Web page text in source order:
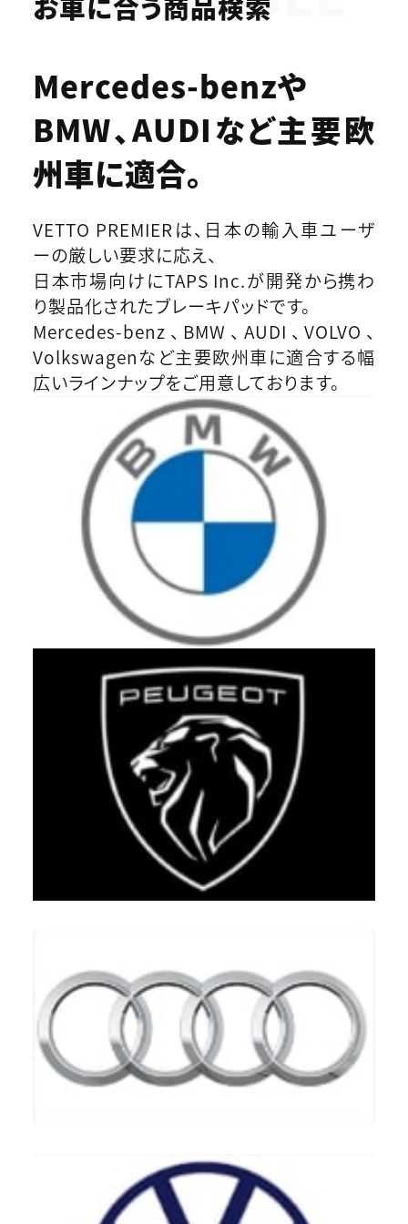
Mercedes-benzや
BMW、AUDIなど主要欧
州車に適合。
VETTO PREMIERは、日本の輸入車ユーザ
ーの厳しい要求に応え、
日本市場向けにTAPS Inc.が開発から携わ
り製品化されたブレーキパッドです。
Mercedes-benz、BMW、AUDI、VOLVO、
Volkswagenなど主要欧州車に適合する幅
広いラインナップをご用意しております。